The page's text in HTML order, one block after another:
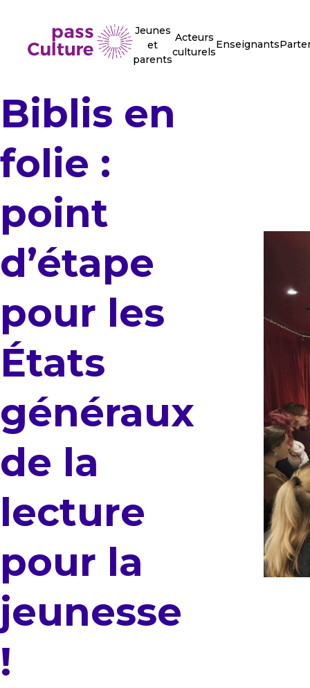
Jeunes
et
parents
Acteurs
culturels
Enseignants
Biblis en
folie :
point
d’étape
pour les
États
généraux
de la
lecture
pour la
jeunesse
!